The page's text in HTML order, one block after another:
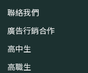
聯絡我們
廣告行銷合作
高中生
高職生